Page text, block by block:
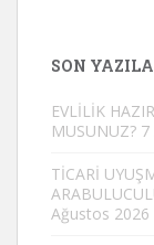
SON
EVLİLİK
MUSUNUZ? 7
TİCARİ
Ağustos 2026